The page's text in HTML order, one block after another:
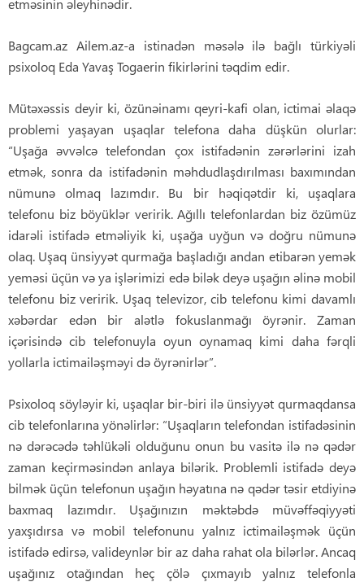
Bagcam.az Ailem.az-a istinadən məsələ ilə bağlı türkiyəli
psixoloq Eda Yavaş Togaerin fikirlərini təqdim edir.
Mütəxəssis deyir ki, özünəinamı qeyri-kafi olan, ictimai əlaqə
problemi yaşayan uşaqlar telefona daha düşkün olurlar:
“Uşağa əvvəlcə telefondan çox istifadənin zərərlərini izah
etmək, sonra da istifadənin məhdudlaşdırılması baxımından
nümunə olmaq lazımdır. Bu bir həqiqətdir ki, uşaqlara
telefonu biz böyüklər veririk. Ağıllı telefonlardan biz özümüz
idarəli istifadə etməliyik ki, uşağa uyğun və doğru nümunə
olaq. Uşaq ünsiyyət qurmağa başladığı andan etibarən yemək
yeməsi üçün və ya işlərimizi edə bilək deyə uşağın əlinə mobil
telefonu biz veririk. Uşaq televizor, cib telefonu kimi davamlı
xəbərdar edən bir alətlə fokuslanmağı öyrənir. Zaman
içərisində cib telefonuyla oyun oynamaq kimi daha fərqli
yollarla ictimailəşməyi də öyrənirlər”.
Psixoloq söyləyir ki, uşaqlar bir-biri ilə ünsiyyət qurmaqdansa
cib telefonlarına yönəlirlər: “Uşaqların telefondan istifadəsinin
nə dərəcədə təhlükəli olduğunu onun bu vasitə ilə nə qədər
zaman keçirməsindən anlaya bilərik. Problemli istifadə deyə
bilmək üçün telefonun uşağın həyatına nə qədər təsir etdiyinə
baxmaq lazımdır. Uşağınızın məktəbdə müvəffəqiyyəti
yaxşıdırsa və mobil telefonunu yalnız ictimailəşmək üçün
istifadə edirsə, valideynlər bir az daha rahat ola bilərlər. Ancaq
uşağınız otağından heç çölə çıxmayıb yalnız telefonla